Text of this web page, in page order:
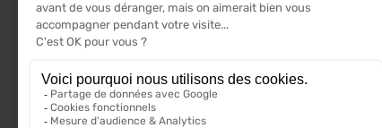
L'ACTU 100%
VOLET ROULANT
Suivez-nous sur les réseaux sociaux.
Kit